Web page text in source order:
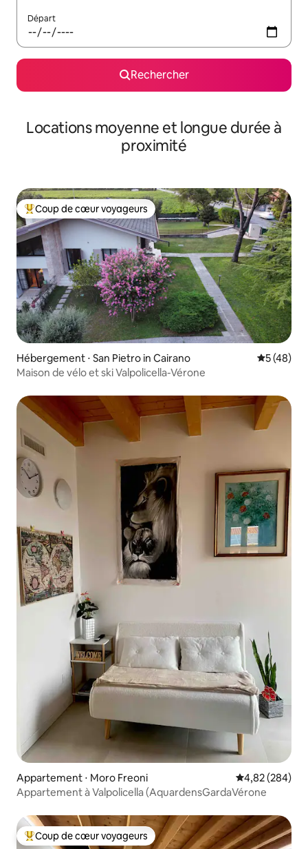
Départ
Rechercher
Locations moyenne et longue durée à
proximité
Coups de cœur voyageurs les plus appréciés
Coup de cœur voyageurs
Hébergement ⋅ San Pietro in Cairano
5 (48)
Maison de vélo et ski Valpolicella-Vérone
Appartement ⋅ Moro Freoni Évaluation
4,82 (284)
Appartement à Valpolicella (AquardensGardaVérone
Coups de cœur voyageurs les plus appréciés
Coup de cœur voyageurs